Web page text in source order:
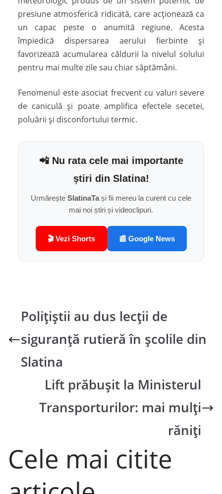
presiune atmosferică ridicată, care acționează ca
un capac peste o anumită regiune. Acesta
împiedică dispersarea aerului fierbinte și
favorizează acumularea căldurii la nivelul solului
pentru mai multe zile sau chiar săptămâni.
Fenomenul este asociat frecvent cu valuri severe
de caniculă și poate amplifica efectele secetei,
poluării și disconfortului termic.
📲 Nu rata cele mai importante
știri din Slatina!
Urmărește SlatinaTași fii mereu la curent cu cele
mai noi știri și videoclipuri.
🎬 Vezi Shorts 📰 Google News
Polițiștii au dus lecții de
siguranță rutieră în școlile din
Slatina
Lift prăbușit la Ministerul
Transporturilor: mai mulți
răniți
Cele mai citite